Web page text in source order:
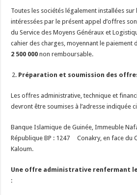
Toutes les sociétés légalement installées
intéressées par le présent appel d’offres
du Service des Moyens Généraux et
cahier des charges, moyennant le paiement
2 500 000 non remboursable.
Préparation et soumission des
Les offres administrative, technique et
devront être soumises à l’adresse indiquée
Banque Islamique de Guinée, Immeuble
République BP : 1247 Conakry, en face du
Kaloum.
Une offre administrative renfermant
: